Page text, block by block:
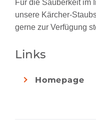
Für die Sauberkeit im
unsere Kärcher-
gerne zur Verfügung
Links
Homepage